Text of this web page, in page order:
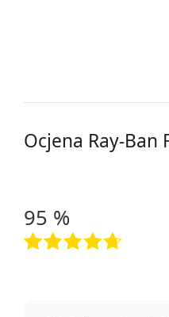
Ocjena Ray-Ban
95 %